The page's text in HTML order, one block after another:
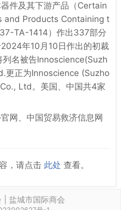
件及其下游产品（Certain
and Products Containing t
TA-1414）作出337部分
年10月10日作出的初裁
列名被告Innoscience(Suzh
更正为Innoscience (Suzho
Ltd。美国、中国共4家
官网、中国贸易救济信息网
，请点击 此处 查看。
| 盐城市国际商会